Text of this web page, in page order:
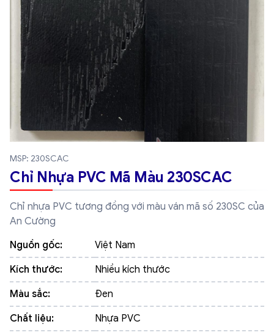
MSP: 230SCAC
Chỉ Nhựa PVC Mã Màu 230SCAC
Chỉ nhựa PVC tương đồng với màu ván mã số 230SC của
An Cường
Nguồn gốc:
Việt Nam
Kích thước:
Nhiều kích thước
Màu sắc:
Đen
Chất liệu:
Nhựa PVC